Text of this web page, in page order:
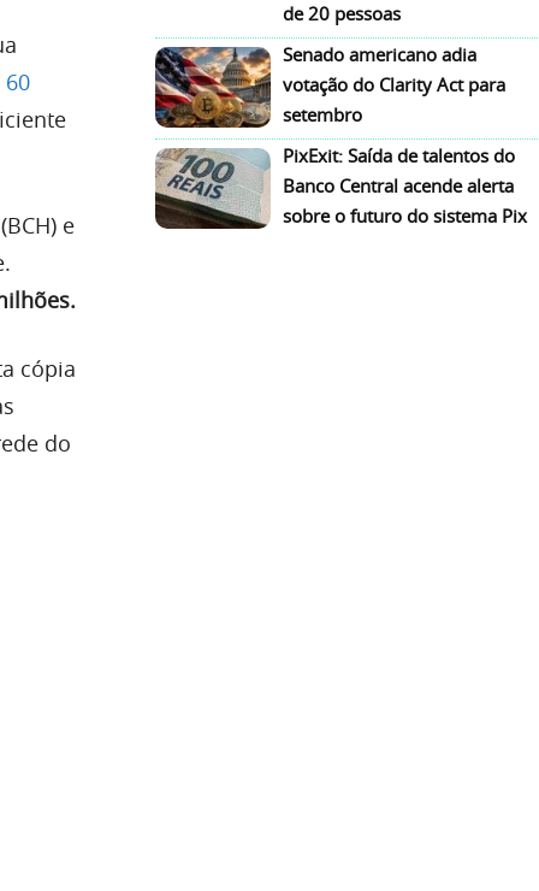
e
cópia
do
de 20 pessoas
Senado americano adia
votação do Clarity Act para
setembro
PixExit: Saída de talentos do
Banco Central acende alerta
sobre o futuro do sistema Pix